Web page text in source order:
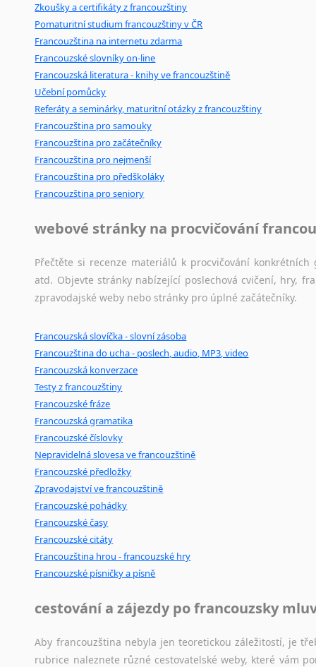
poradny a pravidla pravopisu nebo
Zkoušky a certifikáty z francouzštiny
Pomaturitní studium francouzštiny v ČR
Francouzština na internetu zdarma
Francouzské slovníky on-line
Francouzská literatura - knihy ve francouzštině
Učební pomůcky
Referáty a seminárky, maturitní otázky z francouzštiny
Francouzština pro samouky
Francouzština pro začátečníky
Francouzština pro nejmenší
Francouzština pro předškoláky
Francouzština pro seniory
webové stránky na procvičování
Přečtěte si recenze materiálů k procvičování
atd. Objevte stránky nabízející poslechová cvičení, hry,
zpravodajské weby nebo stránky pro úplné začátečníky.
Francouzská slovíčka - slovní zásoba
Francouzština do ucha - poslech, audio, MP3, video
Francouzská konverzace
Testy z francouzštiny
Francouzské fráze
Francouzská gramatika
Francouzské číslovky
Nepravidelná slovesa ve francouzštině
Francouzské předložky
Zpravodajství ve francouzštině
Francouzské pohádky
Francouzské časy
Francouzské citáty
Francouzština hrou - francouzské hry
Francouzské písničky a písně
cestování a zájezdy po francouzsky
Aby francouzština nebyla jen teoretickou záležitostí, je
rubrice naleznete různé cestovatelské weby, které vám